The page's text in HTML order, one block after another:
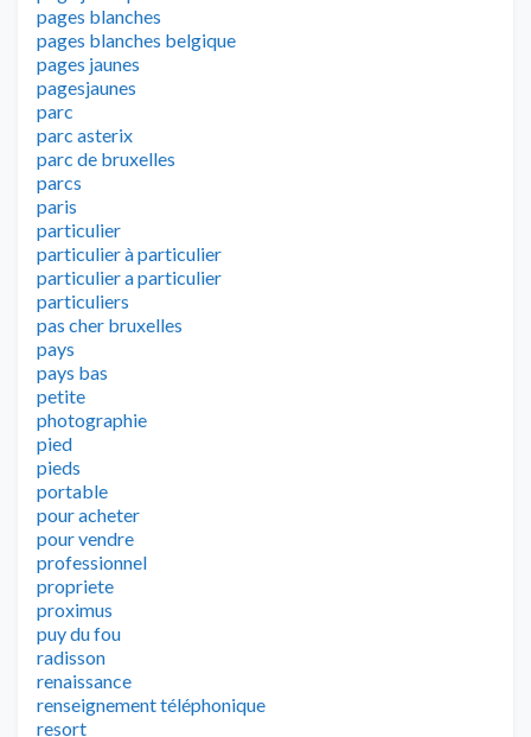
pages blanches
pages blanches belgique
pages jaunes
pagesjaunes
parc
parc asterix
parc de bruxelles
parcs
paris
particulier
particulier à particulier
particulier a particulier
particuliers
pas cher bruxelles
pays
pays bas
petite
photographie
pied
pieds
portable
pour acheter
pour vendre
professionnel
propriete
proximus
puy du fou
radisson
renaissance
renseignement téléphonique
resort